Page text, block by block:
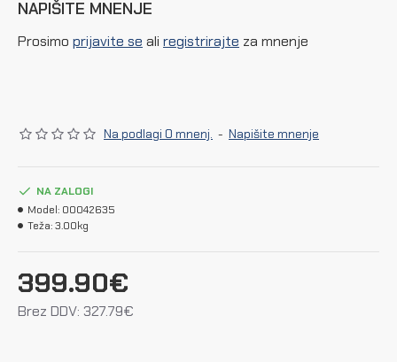
NAPIŠITE MNENJE
Prosimo prijavite se ali registrirajte za mnenje
Na podlagi 0 mnenj. - Napišite mnenje
399.90€
Brez DDV: 327.79€
NA ZALOGI
Model: 00042635
Teža:3.00kg